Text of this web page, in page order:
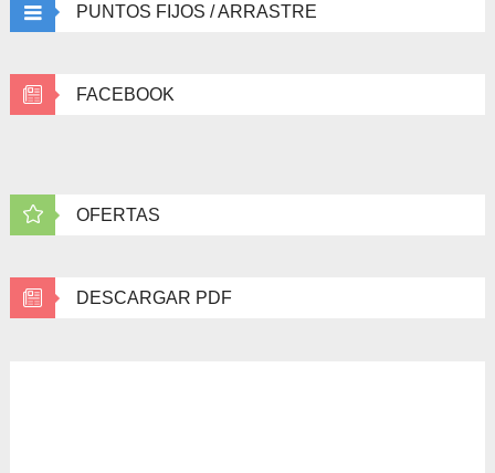
PUNTOS FIJOS / ARRASTRE
FACEBOOK
OFERTAS
DESCARGAR PDF